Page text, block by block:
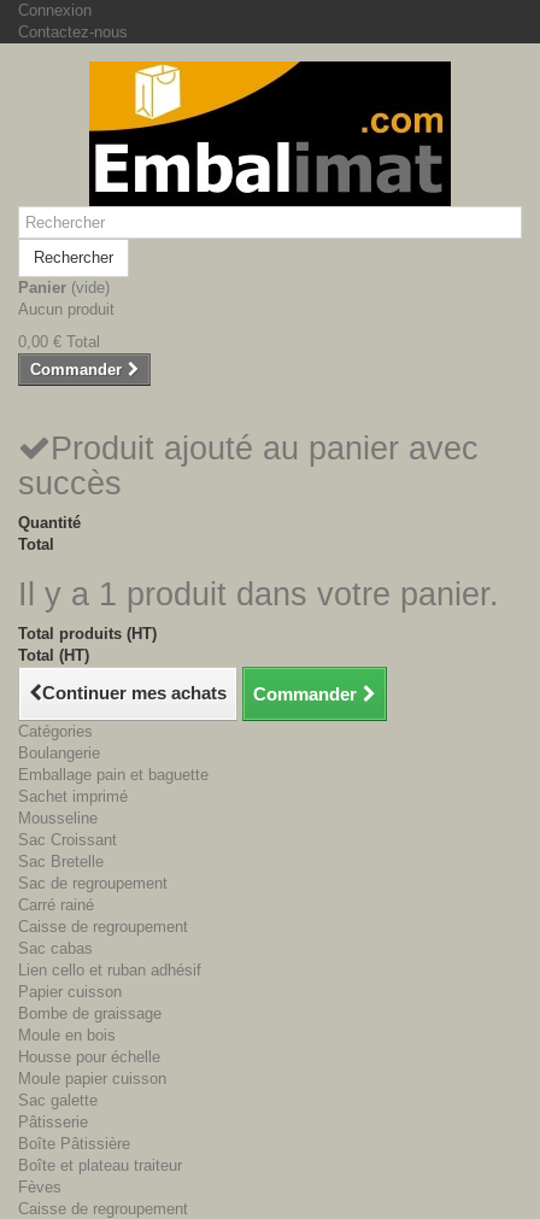
Connexion
Contactez-nous
Rechercher
Panier (vide)
Aucun produit
0,00 € Total
Commander
Produit ajouté au panier avec
succès
Quantité
Total
Il y a 1 produit dans votre panier.
Total produits (HT)
Total (HT)
Continuer mes achats Commander
Catégories
Boulangerie
Emballage pain et baguette
Sachet imprimé
Mousseline
Sac Croissant
Sac Bretelle
Sac de regroupement
Carré rainé
Caisse de regroupement
Sac cabas
Lien cello et ruban adhésif
Papier cuisson
Bombe de graissage
Moule en bois
Housse pour échelle
Moule papier cuisson
Sac galette
Pâtisserie
Boîte Pâtissière
Boîte et plateau traiteur
Fèves
Caisse de regroupement